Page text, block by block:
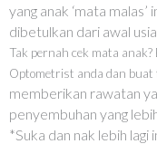
yang anak ‘mata malas’
dibetulkan dari awal
Tak pernah cek mata
Optometrist anda dan buat
memberikan rawatan
penyembuhan yang
*Suka dan nak lebih